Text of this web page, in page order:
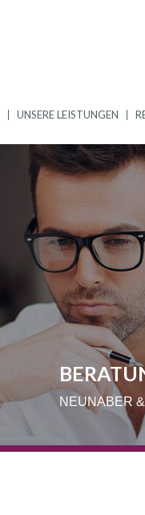
UNSERE LEISTUNGEN
NEUNABER